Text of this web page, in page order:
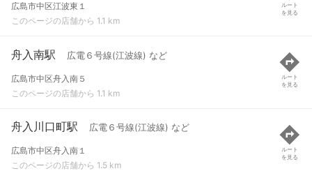
広島市中区江波東１
このページの店舗から 1.1 km
ルート
を見る
舟入南駅 広電６号線(江波線) など
広島市中区舟入南５
このページの店舗から 1.1 km
ルート
を見る
舟入川口町駅 広電６号線(江波線) など
広島市中区舟入南１
このページの店舗から 1.5 km
ルート
を見る